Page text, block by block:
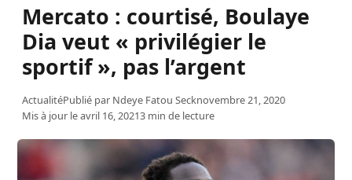
Mercato : courtisé, Boulaye
Dia veut « privilégier le
sportif », pas l’argent
ActualitéPublié par Ndeye Fatou Secknovembre 21, 2020
Mis à jour le avril 16, 20213 min de lecture